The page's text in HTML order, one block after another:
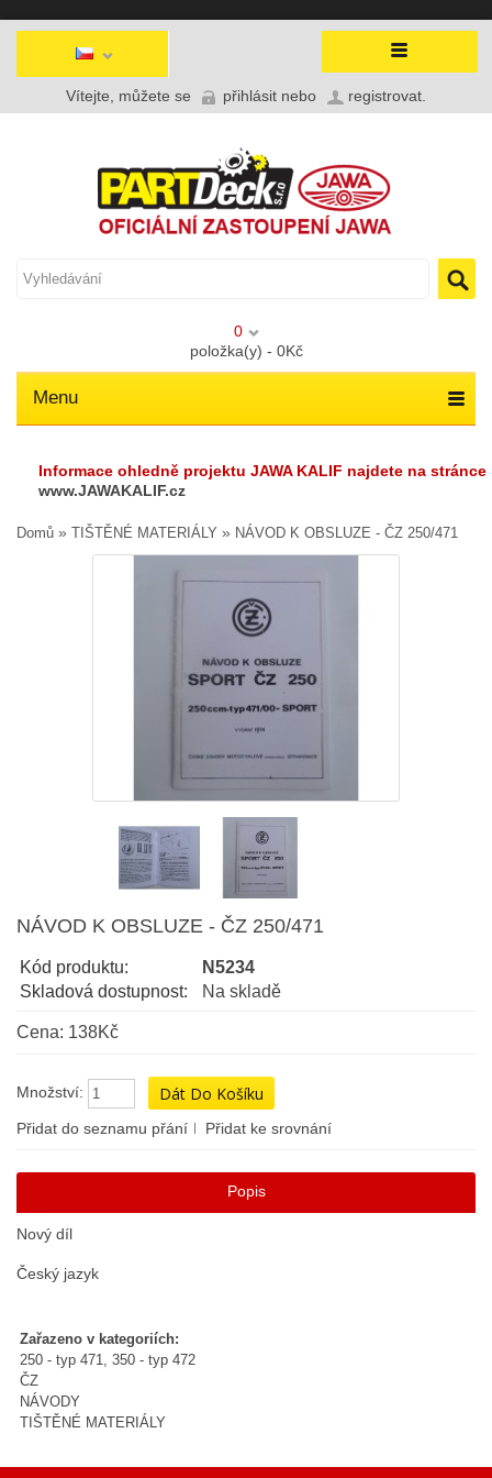
Vítejte, můžete se přihlásit nebo registrovat
0
položka(y) - 0Kč
Menu
Informace ohledně projektu JAWA KALIF najdete na stránce
www.JAWAKALIF.cz
Domů » TIŠTĚNÉ MATERIÁLY » NÁVOD K OBSLUZE - ČZ 250/471
NÁVOD K OBSLUZE - ČZ 250/471
Kód produktu:
N5234
Skladová dostupnost:
Na skladě
Cena: 138Kč
Množství:
Přidat do seznamu přání Přidat ke srovnání
Popis
Nový díl
Český jazyk
Zařazeno v kategoriích:
250 - typ 471, 350 - typ 472
ČZ
NÁVODY
TIŠTĚNÉ MATERIÁLY